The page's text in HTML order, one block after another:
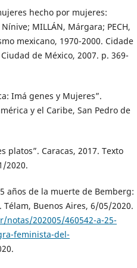
hecho por mujeres:
MILLÁN, Márgara; PECH,
mexicano, 1970-2000. Cidade
de México, 2007. p. 369-
Imá genes y Mujeres”.
y el Caribe, San Pedro de
platos”. Caracas, 2017. Texto
2020.
años de la muerte de Bemberg:
Buenos Aires, 6/05/2020.
202005/460542-a-25-
feminista-del-